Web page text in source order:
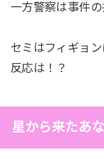
一方警察は事件
セミはフィギョ
反応は！？
星から来たあ